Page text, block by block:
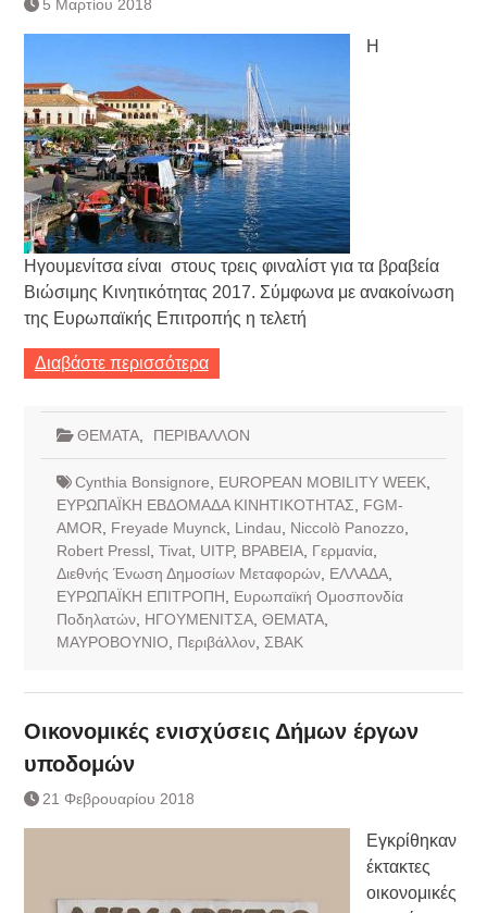
5 Μαρτίου 2018
Η
Ηγουμενίτσα είναι στους τρεις φιναλίστ για τα βραβεία
Βιώσιμης Κινητικότητας 2017. Σύμφωνα με ανακοίνωση
της Ευρωπαϊκής Επιτροπής η τελετή
Διαβάστε περισσότερα
ΘΕΜΑΤΑ, ΠΕΡΙΒΑΛΛΟΝ
Cynthia Bonsignore EUROPEAN MOBILITY WEEK,
EΥΡΩΠΑΪΚΗ ΕΒΔΟΜΑΔΑ ΚΙΝΗΤΙΚΟΤΗΤΑΣ
FGM-
AMOR
Freyade Muynck, Lindau Niccolò Panozzo
Robert Pressl Tivat, UITP, ΒΡΑΒΕΙΑ, Γερμανία,
Διεθνής Ένωση Δημοσίων Μεταφορών, ΕΛΛΑΔΑ,
ΕΥΡΩΠΑΪΚΗ ΕΠΙΤΡΟΠΗ
Ευρωπαϊκή Ομοσπονδία
Ποδηλατών, ΗΓΟΥΜΕΝΙΤΣΑ, ΘΕΜΑΤΑ,
ΜΑΥΡΟΒΟΥΝΙΟ
Περιβάλλον, ΣΒΑΚ
Οικονομικές ενισχύσεις Δήμων έργων
υποδομών
21 Φεβρουαρίου 2018
Εγκρίθηκαν
έκτακτες
οικονομικές